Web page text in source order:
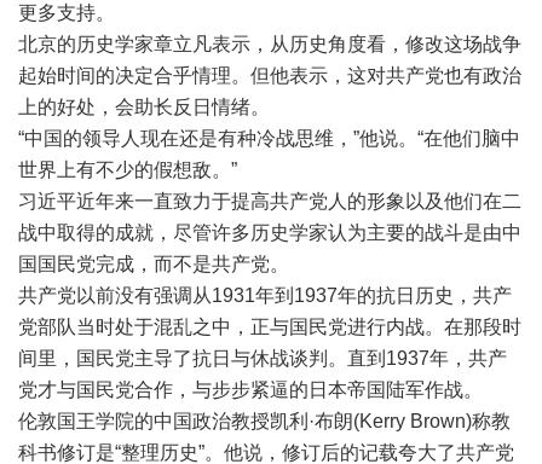
更多支持。
北京的历史学家章立凡表示，从历史角度看，修改这场战争
起始时间的决定合乎情理。但他表示，这对共产党也有政治
上的好处，会助长反日情绪。
“中国的领导人现在还是有种冷战思维，”他说。“在他们脑中
世界上有不少的假想敌。”
习近平近年来一直致力于提高共产党人的形象以及他们在二
战中取得的成就，尽管许多历史学家认为主要的战斗是由中
国国民党完成，而不是共产党。
共产党以前没有强调从1931年到1937年的抗日历史，共产
党部队当时处于混乱之中，正与国民党进行内战。在那段时
间里，国民党主导了抗日与休战谈判。直到1937年，共产
党才与国民党合作，与步步紧逼的日本帝国陆军作战。
伦敦国王学院的中国政治教授凯利·布朗(Kerry Brown)称教
科书修订是“整理历史”。他说，修订后的记载夸大了共产党